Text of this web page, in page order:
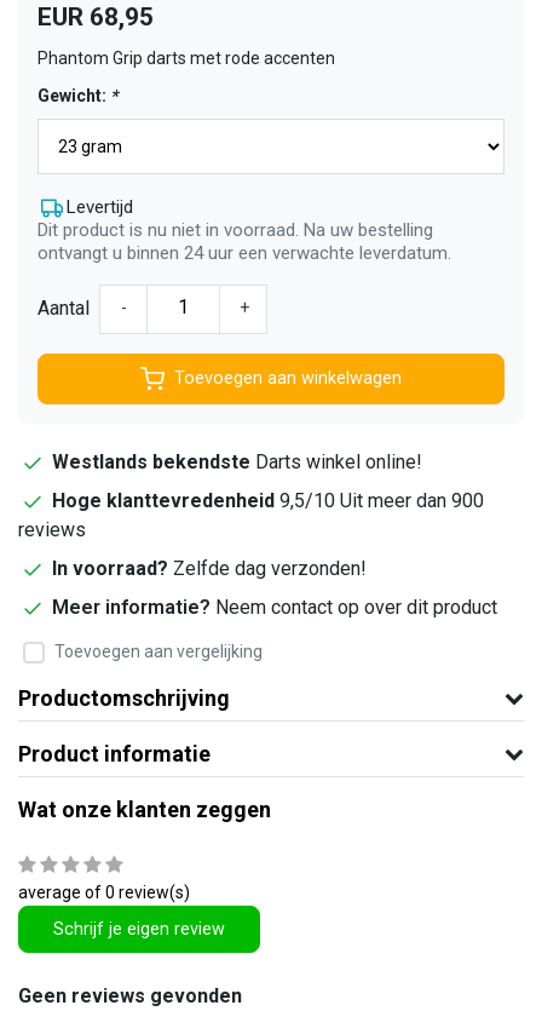
EUR 68,95
Phantom Grip darts met rode accenten
Gewicht: *
Levertijd
Dit product is nu niet in voorraad. Na uw bestelling
ontvangt u binnen 24 uur een verwachte leverdatum.
Aantal - +
Toevoegen aan winkelwagen
Westlands bekendste Darts winkel online!
Hoge klanttevredenheid 9,5/10 Uit meer dan 900
reviews
In voorraad? Zelfde dag verzonden!
Meer informatie? Neem contact op over dit product
Toevoegen aan vergelijking
Productomschrijving
Product informatie
Wat onze klanten zeggen
average of 0 review(s)
Schrijf je eigen review
Geen reviews gevonden